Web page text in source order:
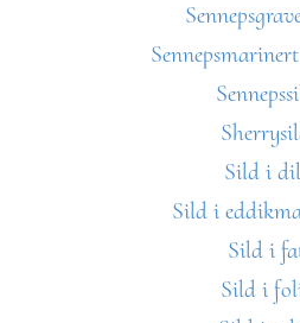
Sild i
Sild i
Sild i
Sild i